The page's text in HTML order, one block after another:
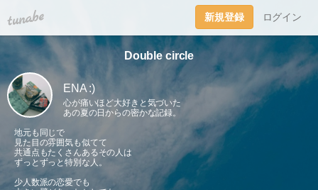
tuna.be 新規登録 ログイン
Double circle
ENA :)
心が痛いほど大好きと気づいた
あの夏の日からの密かな記録。
地元も同じで
見た目の雰囲気も似てて
共通点もたくさんあるその人は
ずっとずっと特別な人。
少人数派の恋愛でも